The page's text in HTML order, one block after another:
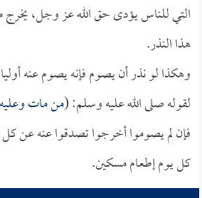
التي للناس يؤدى حق الله عز وجل، يخرج
هذا النذر.
وهكذا لو نذر أن يصوم فإنه يصوم عنه
لقوله صلى الله عليه وسلم: (من مات
فإن لم يصوموا أخرجوا تصدقوا عنه عن
كل يوم إطعام مسكين.